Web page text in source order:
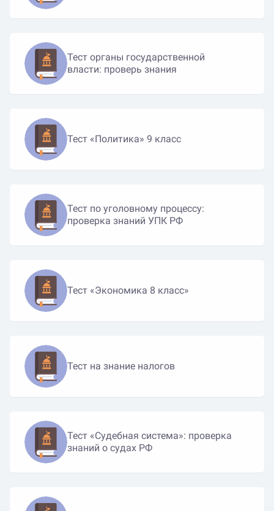
Тест органы государственной
власти: проверь знания
Тест «Политика» 9 класс
Тест по уголовному процессу:
проверка знаний УПК РФ
Тест «Экономика 8 класс»
Тест на знание налогов
Тест «Судебная система»: проверка
знаний о судах РФ